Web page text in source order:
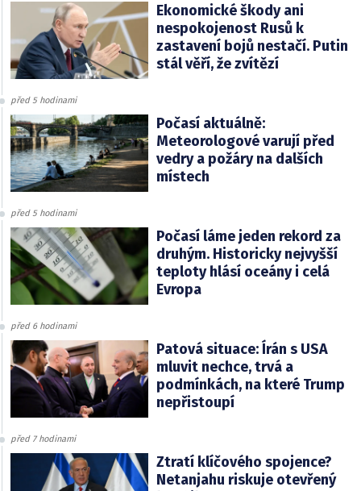
Ekonomické škody ani
nespokojenost Rusů k
zastavení bojů nestačí. Putin
stál věří, že zvítězí
před 5 hodinami
Počasí aktuálně:
Meteorologové varují před
vedry a požáry na dalších
místech
před 5 hodinami
Počasí láme jeden rekord za
druhým. Historicky nejvyšší
teploty hlásí oceány i celá
Evropa
před 6 hodinami
Patová situace: Írán s USA
mluvit nechce, trvá a
podmínkách, na které Trump
nepřistoupí
před 7 hodinami
Ztratí klíčového spojence?
Netanjahu riskuje otevřený